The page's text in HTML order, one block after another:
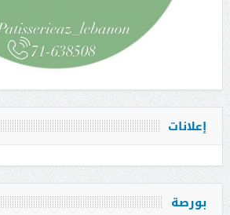
إعلانات
بورصة